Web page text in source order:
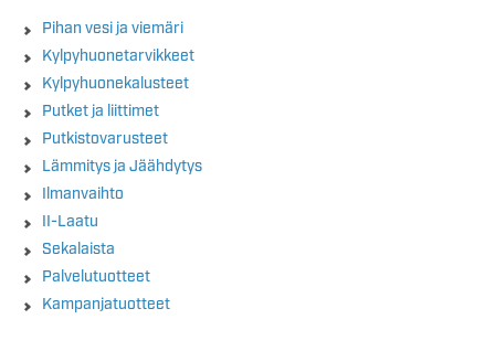
Pihan vesi ja viemäri
Kylpyhuonetarvikkeet
Kylpyhuonekalusteet
Putket ja liittimet
Putkistovarusteet
Lämmitys ja Jäähdytys
Ilmanvaihto
II-Laatu
Sekalaista
Palvelutuotteet
Kampanjatuotteet